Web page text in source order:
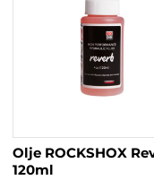
strani
izdelka
Olje ROCKSHOX
120ml